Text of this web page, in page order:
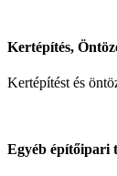
Kertépítés,
Kertépítést és
Egyéb építőipari